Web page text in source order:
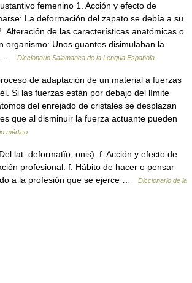
femenino 1. Acción y efecto de
La deformación del zapato se debía a su
Alteración de las características anatómicas o
organismo: Unos guantes disimulaban la
…
Diccionario Salamanca de la Lengua Española
de adaptación de un material a fuerzas
Si las fuerzas están por debajo del límite
del enrejado de cristales se desplazan
que al disminuir la fuerza actuante pueden
médico
lat. deformatĭo, ōnis). f. Acción y efecto de
profesional. f. Hábito de hacer o pensar
a la profesión que se ejerce …
Diccionario de la